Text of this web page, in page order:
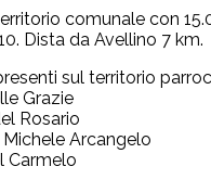
comunale con
Dista da Avellino 7 km.
sul territorio
Grazie
Rosario
Michele Arcangelo
Carmelo